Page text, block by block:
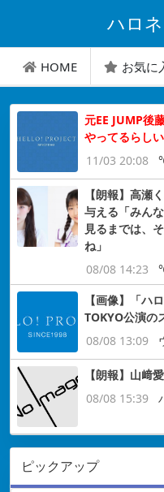
ハロ
HOME お気に
元EE JUMP後
やってるらし
11/03 20:08
【朗報】高瀬
与える「みん
見るまでは、
ね」
08/08 14:23
【画像】「ハ
TOKYO公演の
08/08 13:09
【朗報】山﨑
08/08 15:39
ピックアップ